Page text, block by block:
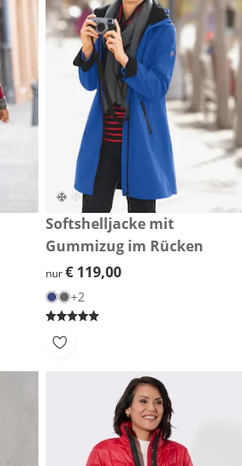
€ 119,00
Softshelljacke mit
Gummizug im Rücken
€ 119,00
nur€ 119,00
+2